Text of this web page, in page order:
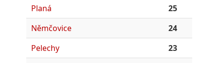
Planá
25
Němčovice
24
Pelechy
23